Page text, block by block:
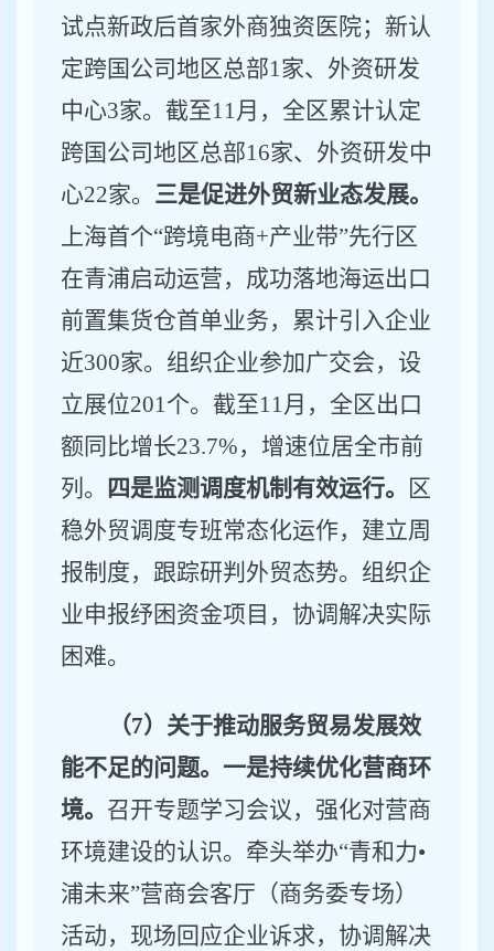
试点新政后首家外商独资医院；新认
定跨国公司地区总部1家、外资研发
中心3家。截至11月， 全区累计认定
跨国公司地区总部16家、外资研发中
心22家。 三是促进外贸新业态发展。
上海首个“跨境电商+产业带”先行区
在青浦启动运营， 成功落地海运出口
前置集货仓首单业务，累计引入企业
近300家。组织企业参加广交会，设
立展位201个。截至11月，全区出口
额同比增长23.7%，增速位居全市前
列。
四是监测调度机制有效运行。
区
稳外贸调度专班常态化运作，建立周
报制度，跟踪研判外贸态势。组织企
业申报纾困资金项目，协调解决实际
困难。
（7）关于推动服务贸易发展效
能不足的问题。一是持续优化营商环
境。 召开专题学习会议，强化对营商
环境建设的认识。 牵头举办“青和力•
浦未来”营商会客厅（商务委专场）
活动， 现场回应企业诉求，协调解决